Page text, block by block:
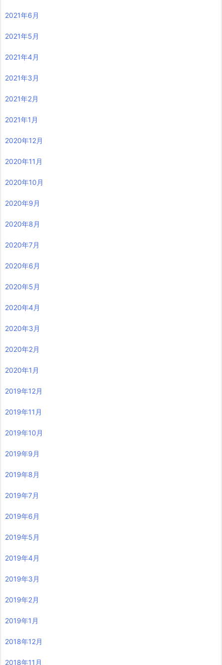
2021年6月
2021年5月
2021年4月
2021年3月
2021年2月
2021年1月
2020年12月
2020年11月
2020年10月
2020年9月
2020年8月
2020年7月
2020年6月
2020年5月
2020年4月
2020年3月
2020年2月
2020年1月
2019年12月
2019年11月
2019年10月
2019年9月
2019年8月
2019年7月
2019年6月
2019年5月
2019年4月
2019年3月
2019年2月
2019年1月
2018年12月
2018年11月